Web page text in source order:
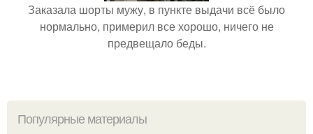
Заказала шорты мужу, в пункте выдачи всё было
нормально, примерил все хорошо, ничего не
предвещало беды.
Популярные материалы